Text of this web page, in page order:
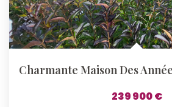
Charmante Maison Des
239 900 €